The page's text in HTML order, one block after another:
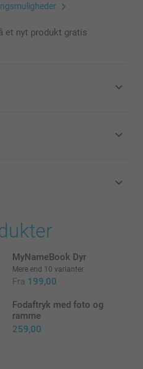
et nyt produkt gratis
uden
MyNameBook Dyr
Mere end 10 varianter
Fra 199,00
Fodaftryk med foto og
ramme
259,00